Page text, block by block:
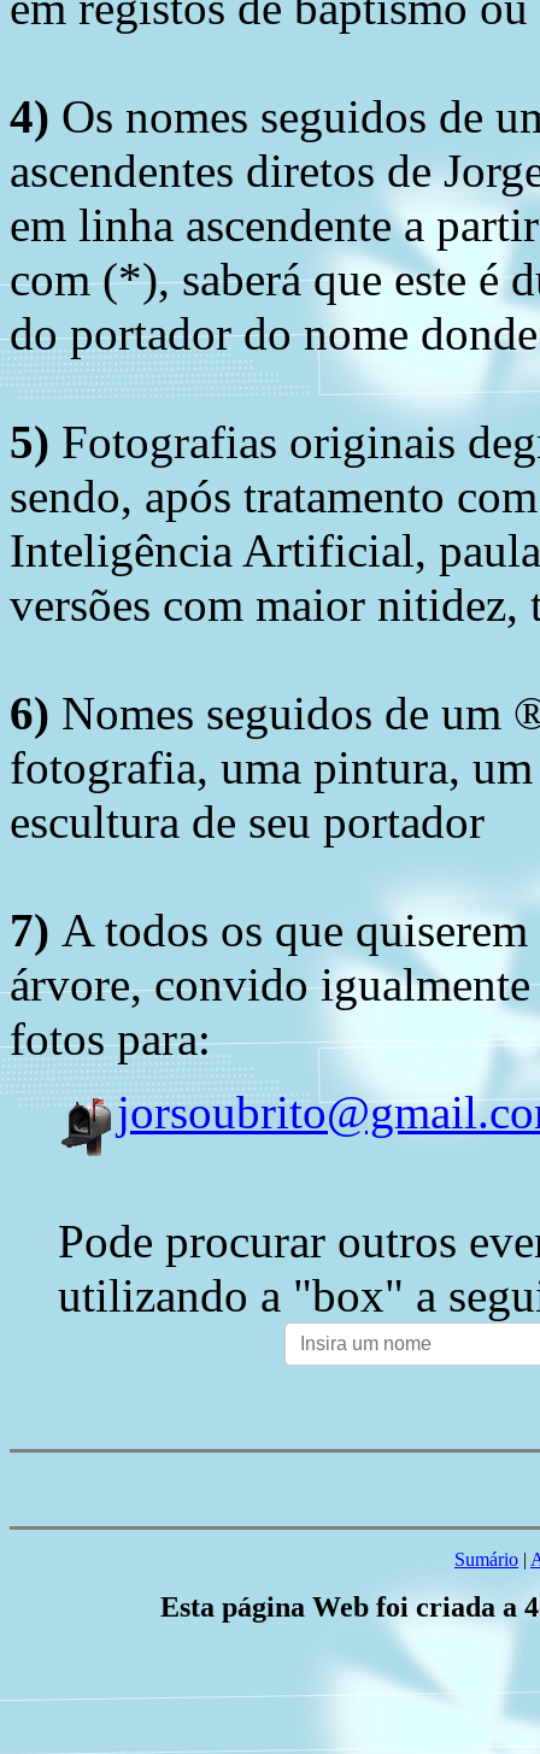
4) Os nomes seguidos de
ascendentes diretos de
em linha ascendente a
com (*), saberá que este é
do portador do nome
5) Fotografias originais
sendo, após tratamento
Inteligência Artificial,
versões com maior nitidez,
6) Nomes seguidos de um
fotografia, uma pintura,
escultura de seu portador
7) A todos os que
árvore, convido
fotos para:
Pode procurar outros
utilizando a "box" a
Sumário |
Esta página Web foi criada a